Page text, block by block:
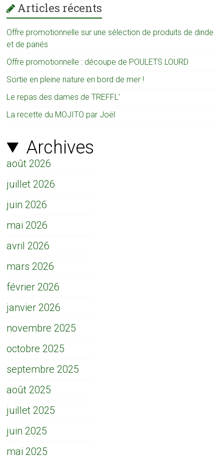
Articles récents
Offre promotionnelle sur une sélection de produits de dinde
et de panés
Offre promotionnelle : découpe de POULETS LOURD
Sortie en pleine nature en bord de mer !
Le repas des dames de TREFFL’
La recette du MOJITO par Joël
Archives
août 2026
juillet 2026
juin 2026
mai 2026
avril 2026
mars 2026
février 2026
janvier 2026
novembre 2025
octobre 2025
septembre 2025
août 2025
juillet 2025
juin 2025
mai 2025